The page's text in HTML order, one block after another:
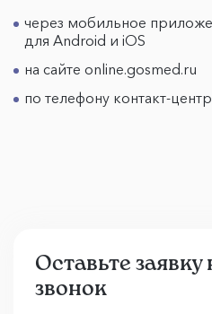
через мобильное
для Android и iOS
на сайте online.gosmed.ru
по телефону контакт-
Оставьте
звонок